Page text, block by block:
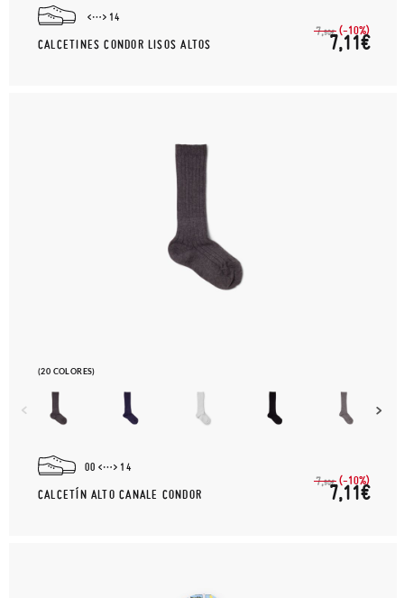
14
CALCETINES CONDOR LISOS ALTOS
7,90€ (-10%)
7,11€
(20 COLORES)
00 14
CALCETÍN ALTO CANALE CONDOR
7,90€ (-10%)
7,11€